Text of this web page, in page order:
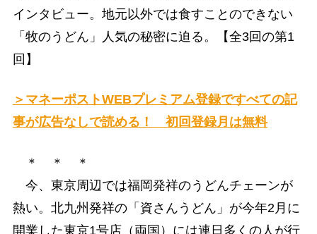
インタビュー。地元以外では食すことのできない
「牧のうどん」人気の秘密に迫る。
【全3回の第1
回】
＞マネーポストWEBプレミアム登録ですべての記
事が広告なしで読める！ 初回登録月は無料
＊ ＊ ＊
今、東京周辺では福岡発祥のうどんチェーンが
熱い。北九州発祥の「資さんうどん」が今年2月に
開業した東京1号店（両国）には連日多くの人が行